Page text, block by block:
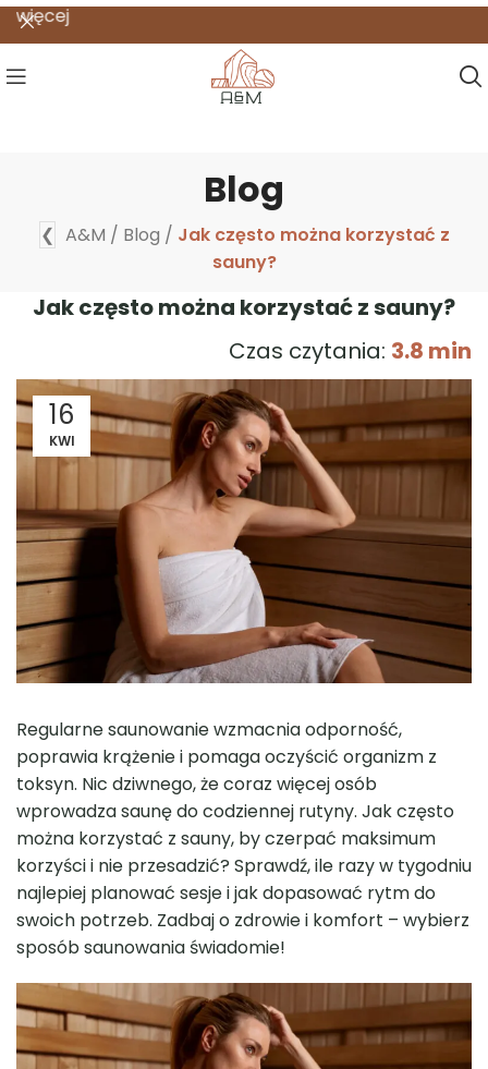
Blog
❮ A&M / Blog / Jak często można korzystać z
sauny?
Jak często można korzystać z sauny?
Czas czytania: 3.8 min
16
KWI
Regularne saunowanie wzmacnia odporność,
poprawia krążenie i pomaga oczyścić organizm z
toksyn. Nic dziwnego, że coraz więcej osób
wprowadza saunę do codziennej rutyny. Jak często
można korzystać z sauny, by czerpać maksimum
korzyści i nie przesadzić? Sprawdź, ile razy w tygodniu
najlepiej planować sesje i jak dopasować rytm do
swoich potrzeb. Zadbaj o zdrowie i komfort – wybierz
sposób saunowania świadomie!